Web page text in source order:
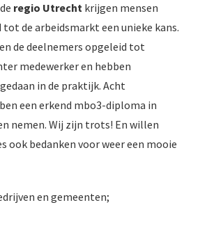
regio Utrecht krijgen mensen
de arbeidsmarkt een unieke kans.
de deelnemers opgeleid tot
medewerker en hebben
in de praktijk. Acht
een erkend mbo3-diploma in
nemen. Wij zijn trots! En willen
ook bedanken voor weer een mooie
en gemeenten;